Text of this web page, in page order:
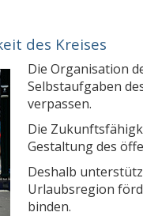
des Kreises
Die Organisation
Selbstaufgaben
verpassen.
Die
Gestaltung des
Deshalb
Urlaubsregion
binden.